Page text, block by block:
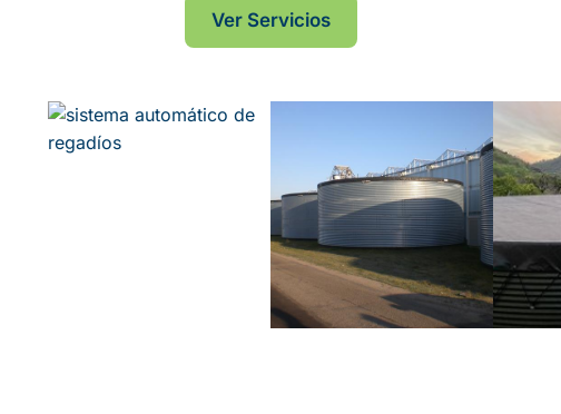
Ver Servicios